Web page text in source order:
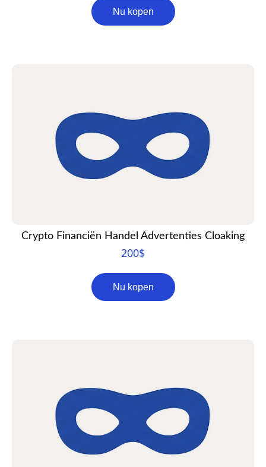
Nu kopen
Crypto Financiën Handel Advertenties Cloaking
200$
Nu kopen